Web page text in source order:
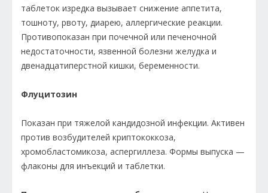
таблеток изредка вызывает снижение аппетита,
тошноту, рвоту, диарею, аллергические реакции.
Противопоказан при почечной или печеночной
недостаточности, язвенной болезни желудка и
двенадцатиперстной кишки, беременности.
Флуцитозин
Показан при тяжелой кандидозной инфекции. Активен
против возбудителей криптококкоза,
хромобластомикоза, аспергиллеза. Формы выпуска —
флаконы для инъекций и таблетки.